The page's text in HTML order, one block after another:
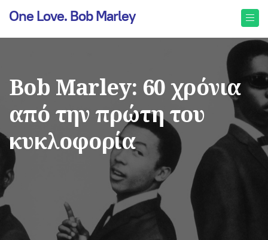
One Love. Bob Marley
Bob Marley: 60 χρόνια
από την πρώτη του
κυκλοφορία